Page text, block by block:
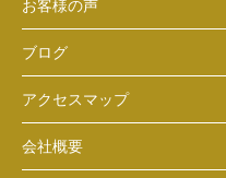
お客様の声
ブログ
アクセスマップ
会社概要